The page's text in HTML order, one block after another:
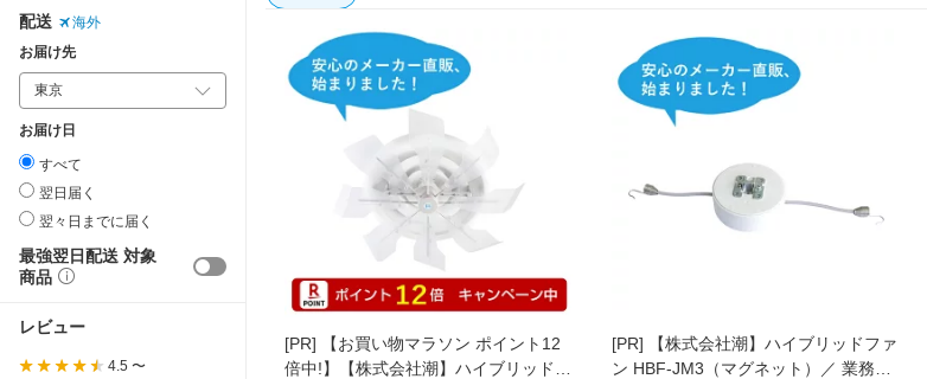
配送
海外
お届け先
お届け日
すべて
翌日届く
翌々日までに届く
最強翌日配送 対象
商品
レビュー
4.5 〜
[PR]
【お買い物マラソン ポイント12
倍中!】【株式会社潮】ハイブリッドフ
[PR]
【株式会社潮】ハイブリッドファ
ン HBF-JM3（マグネット）／ 業務用